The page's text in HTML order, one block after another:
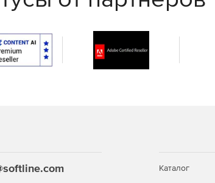
Каталог